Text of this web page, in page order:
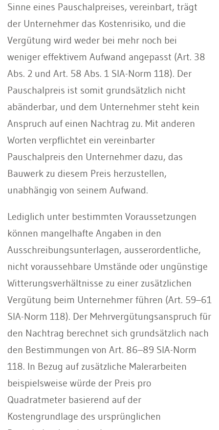
Sinne eines Pauschalpreises, vereinbart, trägt
der Unternehmer das Kostenrisiko, und die
Vergütung wird weder bei mehr noch bei
weniger effektivem Aufwand angepasst (Art. 38
Abs. 2 und Art. 58 Abs. 1 SIA-Norm 118). Der
Pauschalpreis ist somit grundsätzlich nicht
abänderbar, und dem Unternehmer steht kein
Anspruch auf einen Nachtrag zu. Mit anderen
Worten verpflichtet ein vereinbarter
Pauschalpreis den Unternehmer dazu, das
Bauwerk zu diesem Preis herzustellen,
unabhängig von seinem Aufwand.
Lediglich unter bestimmten Voraussetzungen
können mangelhafte Angaben in den
Ausschreibungsunterlagen, ausserordentliche,
nicht voraussehbare Umstände oder ungünstige
Witterungsverhältnisse zu einer zusätzlichen
Vergütung beim Unternehmer führen (Art. 59–61
SIA-Norm 118). Der Mehrvergütungsanspruch für
den Nachtrag berechnet sich grundsätzlich nach
den Bestimmungen von Art. 86–89 SIA-Norm
118. In Bezug auf zusätzliche Malerarbeiten
beispielsweise würde der Preis pro
Quadratmeter basierend auf der
Kostengrundlage des ursprünglichen